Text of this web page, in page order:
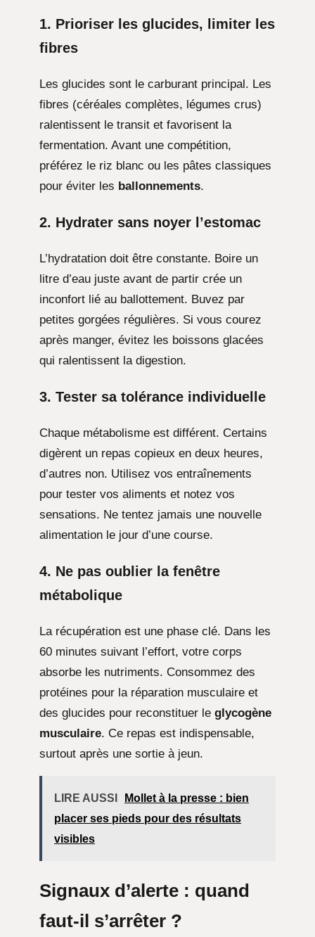
1. Prioriser les glucides, limiter les
fibres
Les glucides sont le carburant principal. Les
fibres (céréales complètes, légumes crus)
ralentissent le transit et favorisent la
fermentation. Avant une compétition,
préférez le riz blanc ou les pâtes classiques
pour éviter les ballonnements.
2. Hydrater sans noyer l’estomac
L’hydratation doit être constante. Boire un
litre d’eau juste avant de partir crée un
inconfort lié au ballottement. Buvez par
petites gorgées régulières. Si vous courez
après manger, évitez les boissons glacées
qui ralentissent la digestion.
3. Tester sa tolérance individuelle
Chaque métabolisme est différent. Certains
digèrent un repas copieux en deux heures,
d’autres non. Utilisez vos entraînements
pour tester vos aliments et notez vos
sensations. Ne tentez jamais une nouvelle
alimentation le jour d’une course.
4. Ne pas oublier la fenêtre
métabolique
La récupération est une phase clé. Dans les
60 minutes suivant l’effort, votre corps
absorbe les nutriments. Consommez des
protéines pour la réparation musculaire et
des glucides pour reconstituer le glycogène
musculaire. Ce repas est indispensable,
surtout après une sortie à jeun.
LIRE AUSSI
Mollet à la presse : bien
placer ses pieds pour des résultats
visibles
Signaux d’alerte : quand
faut-il s’arrêter ?